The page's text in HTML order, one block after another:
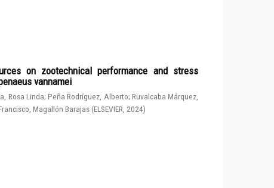
on zootechnical performance and stress
vannamei
Rosa Linda;Peña Rodríguez, Alberto; Ruvalcaba Márquez,
Magallón Barajas (ELSEVIER 2024)